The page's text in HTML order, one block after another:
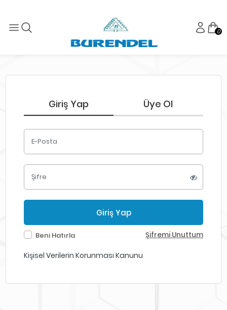
0
Giriş Yap Üye Ol
E-Posta
Şifre
Giriş Yap
Beni Hatırla Şifremi Unuttum
Kişisel Verilerin Korunması Kanunu